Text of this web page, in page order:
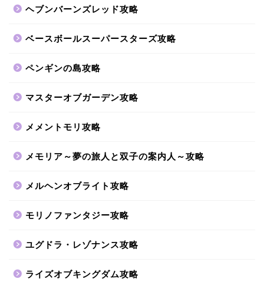
ヘブンバーンズレッド攻略
ベースボールスーパースターズ攻略
ペンギンの島攻略
マスターオブガーデン攻略
メメントモリ攻略
メモリア～夢の旅人と双子の案内人～攻略
メルヘンオブライト攻略
モリノファンタジー攻略
ユグドラ・レゾナンス攻略
ライズオブキングダム攻略